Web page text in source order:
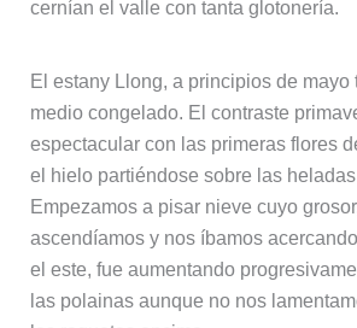
cernían el valle con tanta glotonería.
El estany Llong, a principios de mayo
medio congelado. El contraste
espectacular con las primeras flores
el hielo partiéndose sobre las
Empezamos a pisar nieve cuyo
ascendíamos y nos íbamos
el este, fue aumentando
las polainas aunque no nos